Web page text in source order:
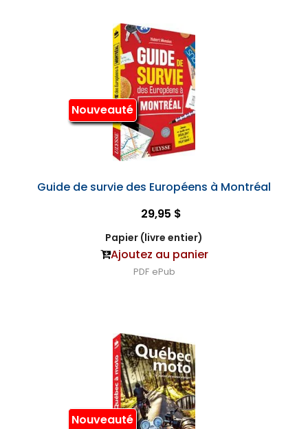
Nouveauté
Guide de survie des Européens à Montréal
29,95 $
Papier (livre entier)
Ajoutez au panier
PDF ePub
Nouveauté